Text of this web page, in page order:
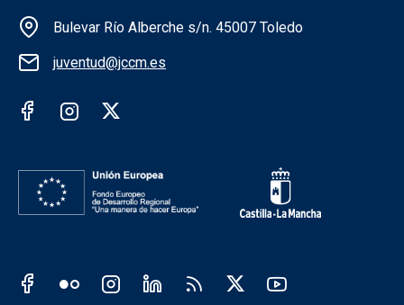
Información de la institución
Bulevar Río Alberche s/n. 45007 Toledo
juventud@jccm.es
Redes sociales institución
Redes sociales JCCM